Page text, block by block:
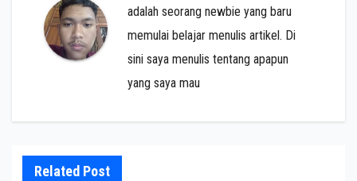
adalah seorang newbie yang baru
memulai belajar menulis artikel. Di
sini saya menulis tentang apapun
yang saya mau
Related Post